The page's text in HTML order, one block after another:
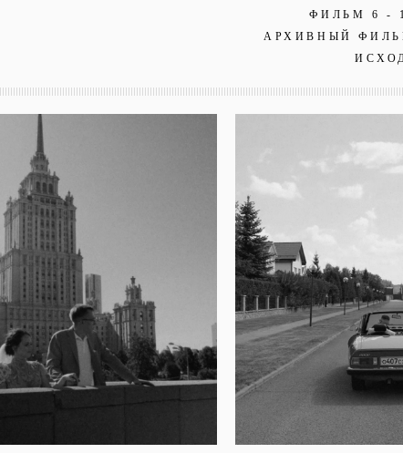
ФИЛЬМ 6 -
АРХИВНЫЙ